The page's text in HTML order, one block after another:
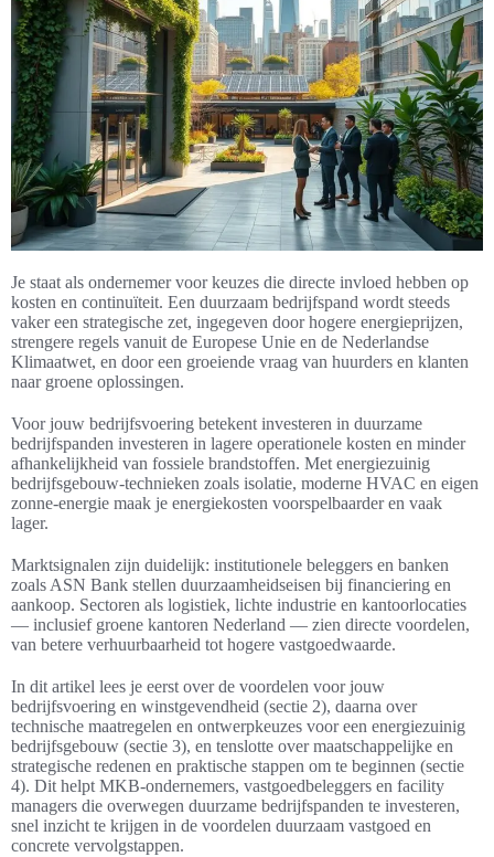
Je staat als ondernemer voor keuzes die directe invloed hebben op
kosten en continuïteit. Een duurzaam bedrijfspand wordt steeds
vaker een strategische zet, ingegeven door hogere energieprijzen,
strengere regels vanuit de Europese Unie en de Nederlandse
Klimaatwet, en door een groeiende vraag van huurders en klanten
naar groene oplossingen.
Voor jouw bedrijfsvoering betekent investeren in duurzame
bedrijfspanden investeren in lagere operationele kosten en minder
afhankelijkheid van fossiele brandstoffen. Met energiezuinig
bedrijfsgebouw-technieken zoals isolatie, moderne HVAC en eigen
zonne-energie maak je energiekosten voorspelbaarder en vaak
lager.
Marktsignalen zijn duidelijk: institutionele beleggers en banken
zoals ASN Bank stellen duurzaamheidseisen bij financiering en
aankoop. Sectoren als logistiek, lichte industrie en kantoorlocaties
— inclusief groene kantoren Nederland — zien directe voordelen,
van betere verhuurbaarheid tot hogere vastgoedwaarde.
In dit artikel lees je eerst over de voordelen voor jouw
bedrijfsvoering en winstgevendheid (sectie 2), daarna over
technische maatregelen en ontwerpkeuzes voor een energiezuinig
bedrijfsgebouw (sectie 3), en tenslotte over maatschappelijke en
strategische redenen en praktische stappen om te beginnen (sectie
4). Dit helpt MKB-ondernemers, vastgoedbeleggers en facility
managers die overwegen duurzame bedrijfspanden te investeren,
snel inzicht te krijgen in de voordelen duurzaam vastgoed en
concrete vervolgstappen.